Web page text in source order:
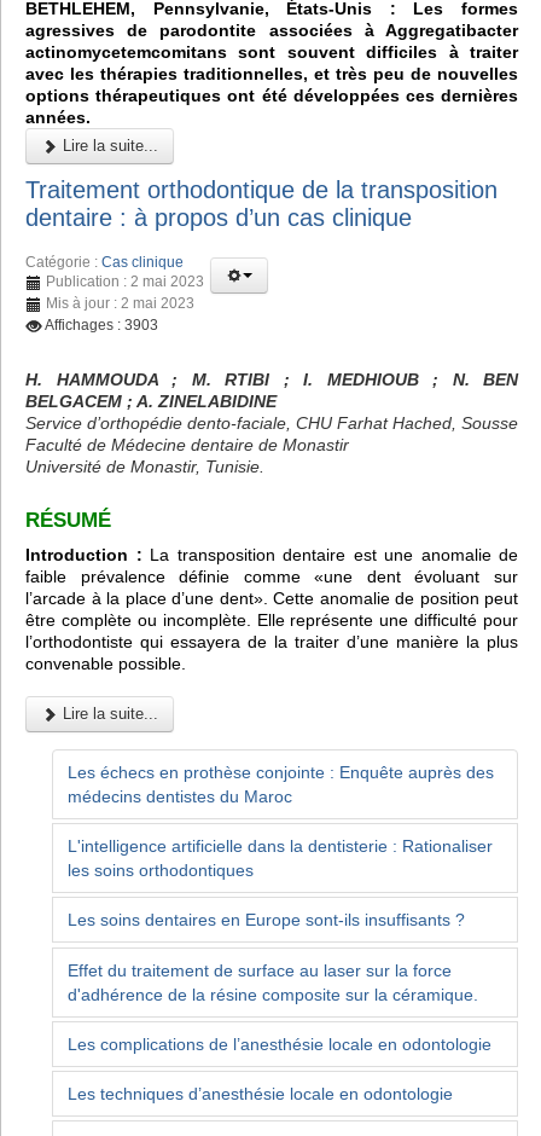
BETHLEHEM, Pennsylvanie, États-Unis : Les formes
agressives de parodontite associées à Aggregatibacter
actinomycetemcomitans sont souvent difficiles à traiter
avec les thérapies traditionnelles, et très peu de nouvelles
options thérapeutiques ont été développées ces dernières
années.
Lire la suite...
Traitement orthodontique de la transposition
dentaire : à propos d’un cas clinique
Catégorie : Cas clinique
Publication : 2 mai 2023
Mis à jour : 2 mai 2023
Affichages : 3903
H. HAMMOUDA ; M. RTIBI ; I. MEDHIOUB ; N. BEN
BELGACEM ; A. ZINELABIDINE
Service d’orthopédie dento-faciale, CHU Farhat Hached, Sousse
Faculté de Médecine dentaire de Monastir
Université de Monastir, Tunisie.
RÉSUMÉ
Introduction : La transposition dentaire est une anomalie de
faible prévalence définie comme «une dent évoluant sur
l’arcade à la place d’une dent». Cette anomalie de position peut
être complète ou incomplète. Elle représente une difficulté pour
l’orthodontiste qui essayera de la traiter d’une manière la plus
convenable possible.
Lire la suite...
Les échecs en prothèse conjointe : Enquête auprès des
médecins dentistes du Maroc
L'intelligence artificielle dans la dentisterie : Rationaliser
les soins orthodontiques
Les soins dentaires en Europe sont-ils insuffisants ?
Effet du traitement de surface au laser sur la force
d'adhérence de la résine composite sur la céramique.
Les complications de l’anesthésie locale en odontologie
Les techniques d’anesthésie locale en odontologie